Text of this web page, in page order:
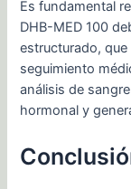
Es fundamental
DHB-MED 100
estructurado,
seguimiento
análisis de
hormonal y